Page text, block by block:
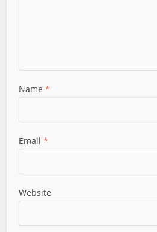
Name*
Email*
Website